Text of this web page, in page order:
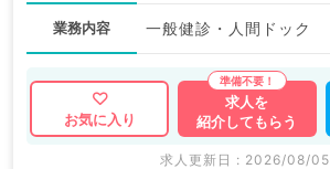
業務内容 一般健診・人間ドック
お気に入り
求人を
紹介してもらう
求人更新日 : 2026/08/05